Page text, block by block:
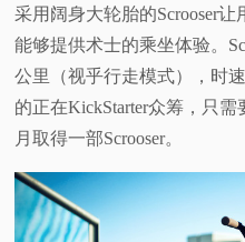
采用阔身大轮胎的Scrooser
能够提供术士的乘坐体验。
公里（视乎行走模式），时
的正在KickStarter众筹，只
月取得一部Scrooser。